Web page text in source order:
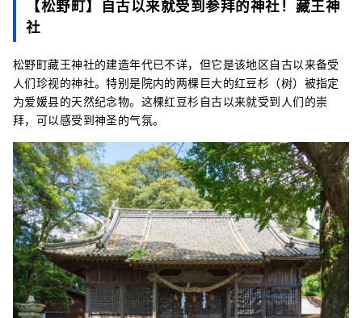
【松野町】自古以来就受到参拜的神社！藏王神
社
松野町藏王神社的建造年代已不详，但它是该地区自古以来备受
人们珍视的神社。特别是院内的两棵巨大的红豆杉（树）被指定
为爱媛县的天然纪念物。这棵红豆杉自古以来就受到人们的崇
拜，可以感受到神圣的气氛。